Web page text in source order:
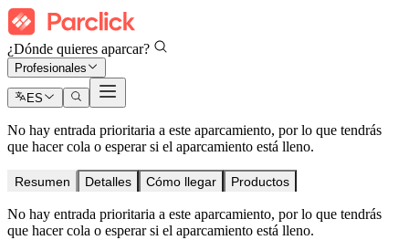
¿Dónde quieres aparcar?
Profesionales
ES
No hay entrada prioritaria a este aparcamiento, por lo que tendrás
que hacer cola o esperar si el aparcamiento está lleno.
Resumen Detalles Cómo llegar Productos
No hay entrada prioritaria a este aparcamiento, por lo que tendrás
que hacer cola o esperar si el aparcamiento está lleno.